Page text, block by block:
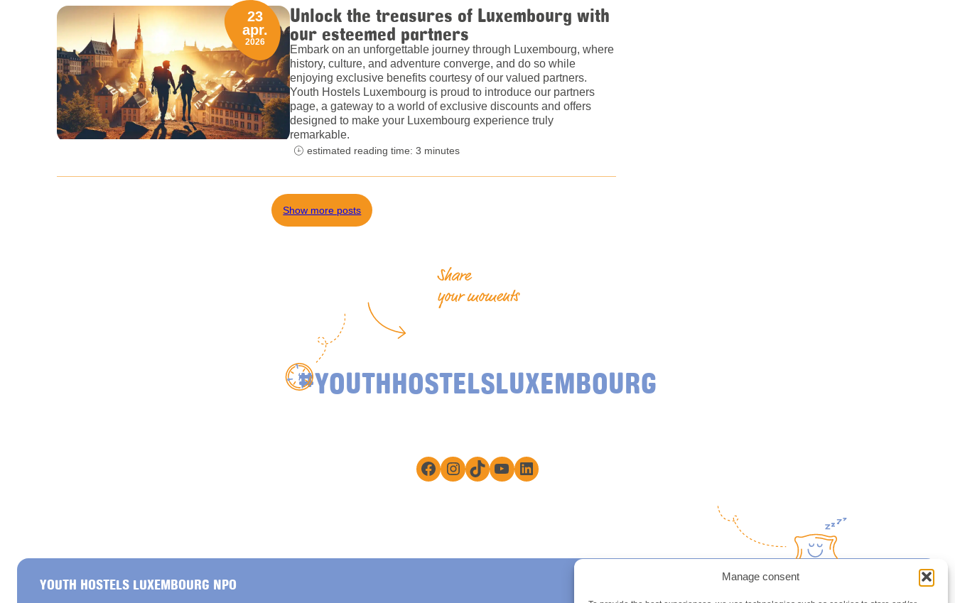
Manage consent
Unlock the treasures of Luxembourg with
our esteemed partners
Embark on an unforgettable journey through Luxembourg, where
history, culture, and adventure converge, and do so while
enjoying exclusive benefits courtesy of our valued partners.
Youth Hostels Luxembourg is proud to introduce our partners
page, a gateway to a world of exclusive discounts and offers
designed to make your Luxembourg experience truly
remarkable.
23
apr.
2026
estimated reading time: 3 minutes
Show more posts
Share
your moments
#YOUTHHOSTELSLUXEMBOURG
Facebook
Instagram
TikTokYouTube
LinkedIn
YOUTH HOSTELS LUXEMBOURG NPO